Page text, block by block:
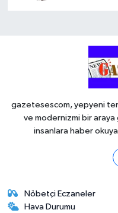
gazetesescom, yepyeni
ve modernizmi bir araya
insanlara haber
Nöbetçi Eczaneler
Hava Durumu